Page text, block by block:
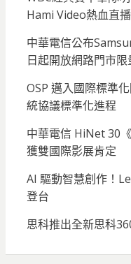
Hami Video熱血直播
中華電信公布
日起開放網路門市限
OSP 邁入國際標準
統協議標準化進程
中華電信 HiNet 30
獲雙國際影展肯定
AI 驅動智慧創作！
登台
思科推出全新思科